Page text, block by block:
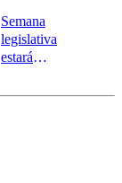
Semana
legislativa
estará
el fin de la